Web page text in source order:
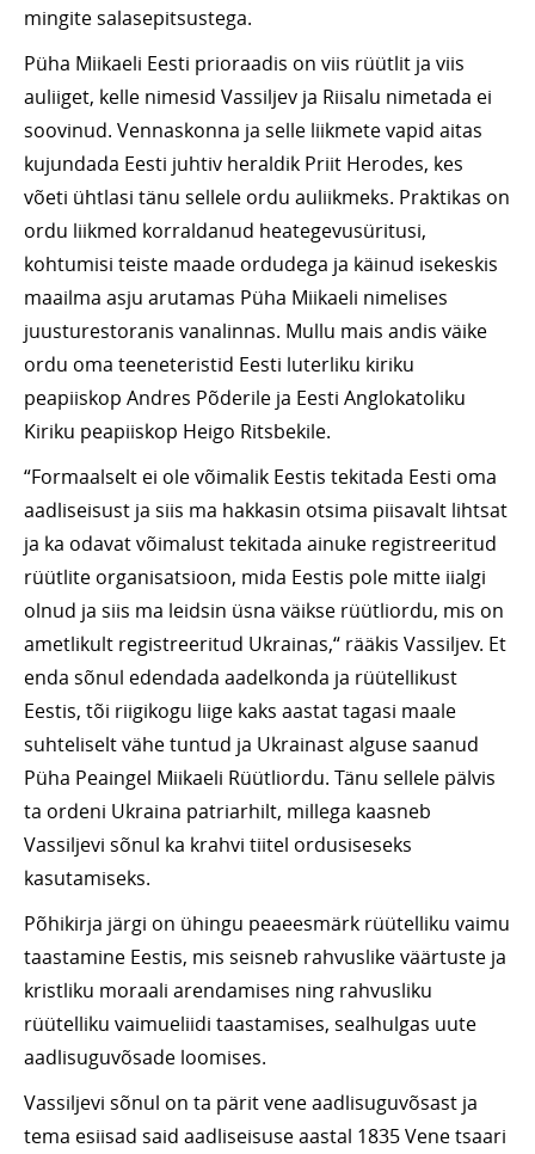
mingite salasepitsustega.
Püha Miikaeli Eesti prioraadis on viis rüütlit ja viis
auliiget, kelle nimesid Vassiljev ja Riisalu nimetada ei
soovinud. Vennaskonna ja selle liikmete vapid aitas
kujundada Eesti juhtiv heraldik Priit Herodes, kes
võeti ühtlasi tänu sellele ordu auliikmeks. Praktikas on
ordu liikmed korraldanud heategevusüritusi,
kohtumisi teiste maade ordudega ja käinud isekeskis
maailma asju arutamas Püha Miikaeli nimelises
juusturestoranis vanalinnas. Mullu mais andis väike
ordu oma teeneteristid Eesti luterliku kiriku
peapiiskop Andres Põderile ja Eesti Anglokatoliku
Kiriku peapiiskop Heigo Ritsbekile.
“Formaalselt ei ole võimalik Eestis tekitada Eesti oma
aadliseisust ja siis ma hakkasin otsima piisavalt lihtsat
ja ka odavat võimalust tekitada ainuke registreeritud
rüütlite organisatsioon, mida Eestis pole mitte iialgi
olnud ja siis ma leidsin üsna väikse rüütliordu, mis on
ametlikult registreeritud Ukrainas,“ rääkis Vassiljev. Et
enda sõnul edendada aadelkonda ja rüütellikust
Eestis, tõi riigikogu liige kaks aastat tagasi maale
suhteliselt vähe tuntud ja Ukrainast alguse saanud
Püha Peaingel Miikaeli Rüütliordu. Tänu sellele pälvis
ta ordeni Ukraina patriarhilt, millega kaasneb
Vassiljevi sõnul ka krahvi tiitel ordusiseseks
kasutamiseks.
Põhikirja järgi on ühingu peaeesmärk rüütelliku vaimu
taastamine Eestis, mis seisneb rahvuslike väärtuste ja
kristliku moraali arendamises ning rahvusliku
rüütelliku vaimueliidi taastamises, sealhulgas uute
aadlisuguvõsade loomises.
Vassiljevi sõnul on ta pärit vene aadlisuguvõsast ja
tema esiisad said aadliseisuse aastal 1835 Vene tsaari